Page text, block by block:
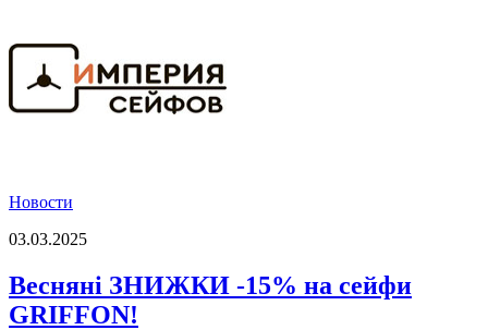
Новости
03.03.2025
Весняні ЗНИЖКИ -15% на сейфи
GRIFFON!